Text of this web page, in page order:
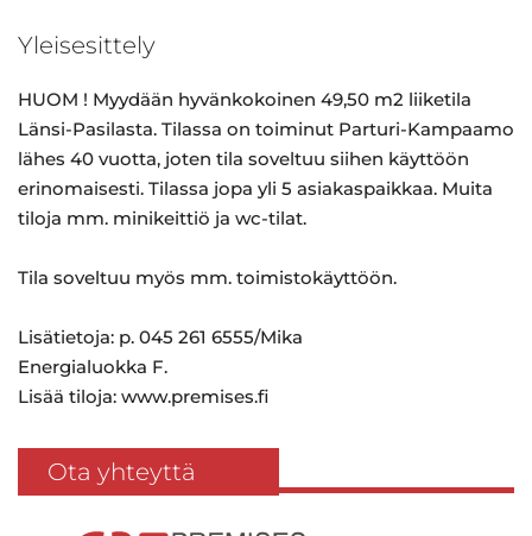
Yleisesittely
HUOM ! Myydään hyvänkokoinen 49,50 m2 liiketila
Länsi-Pasilasta. Tilassa on toiminut Parturi-Kampaamo
lähes 40 vuotta, joten tila soveltuu siihen käyttöön
erinomaisesti. Tilassa jopa yli 5 asiakaspaikkaa. Muita
tiloja mm. minikeittiö ja wc-tilat.
Tila soveltuu myös mm. toimistokäyttöön.
Lisätietoja: p. 045 261 6555/Mika
Energialuokka F.
Lisää tiloja: www.premises.fi
Ota yhteyttä